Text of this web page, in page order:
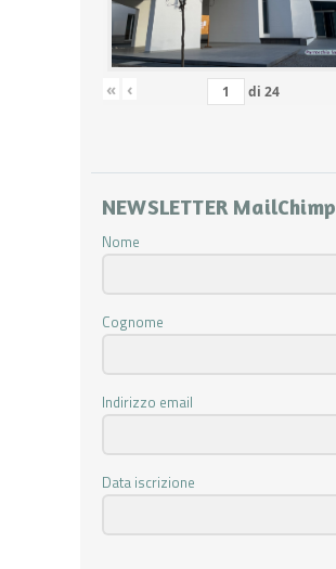
« ‹ di 24
NEWSLETTER MailChimp
Nome
Cognome
Indirizzo email
Data iscrizione